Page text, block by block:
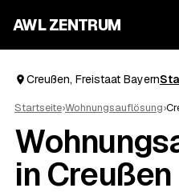
AWL ZENTRUM
Creußen, Freistaat Bayern
Startseite›Wohnungsauflösung›
in Creußen